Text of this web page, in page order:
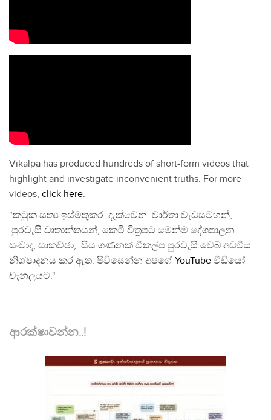
Vikalpa has produced hundreds of short-form videos that
highlight and investigate inconvenient truths. For more
videos, click here.
"කටුක සත්‍ය ඉස්මතුකර දැක්වෙන වාර්තා වැඩසටහන්,
පුරවැසි වෘතාන්තයන්, කෙටි චිත්‍රපට මෙන්ම දේශපාලන
සංවාද, සාකච්ඡා, සිය ගණනක් විකල්ප පුරවැසි වෙබ් අඩවිය
නිශ්පාදනය කර ඇත. පිවිසෙන්න අපගේ YouTube වීඩියෝ
චැනලයට."
ආරක්ෂාවන්න..!